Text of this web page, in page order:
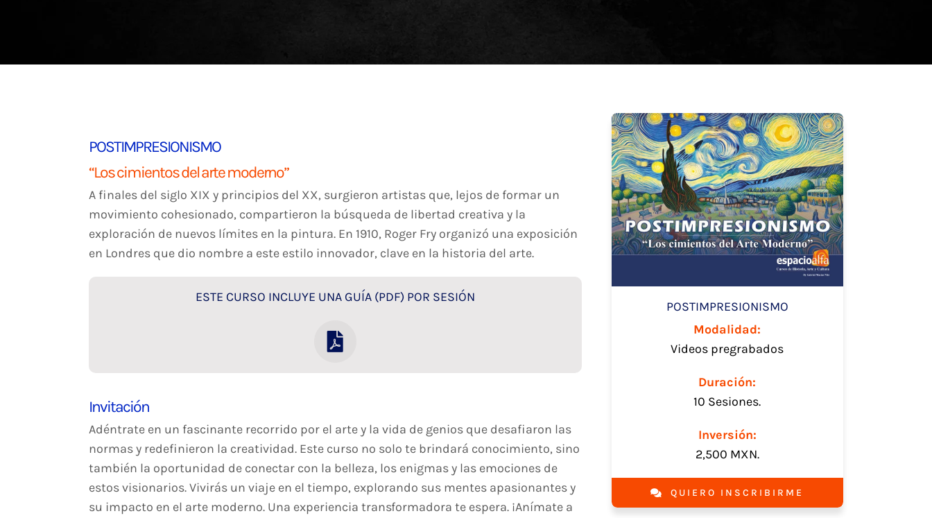
POSTIMPRESIONISMO
“Los cimientos del arte moderno”
A finales del siglo XIX y principios del XX, surgieron artistas que, lejos de formar un
movimiento cohesionado, compartieron la búsqueda de libertad creativa y la
exploración de nuevos límites en la pintura. En 1910, Roger Fry organizó una exposición
en Londres que dio nombre a este estilo innovador, clave en la historia del arte.
ESTE CURSO INCLUYE UNA GUÍA (PDF) POR SESIÓN
Invitación
Adéntrate en un fascinante recorrido por el arte y la vida de genios que desafiaron las
normas y redefinieron la creatividad. Este curso no solo te brindará conocimiento, sino
también la oportunidad de conectar con la belleza, los enigmas y las emociones de
estos visionarios. Vivirás un viaje en el tiempo, explorando sus mentes apasionantes y
su impacto en el arte moderno. Una experiencia transformadora te espera. ¡Anímate a
POSTIMPRESIONISMO
Modalidad:
Videos pregrabados
Duración:
10 Sesiones.
Inversión:
2,500 MXN.
QUIERO INSCRIBIRME